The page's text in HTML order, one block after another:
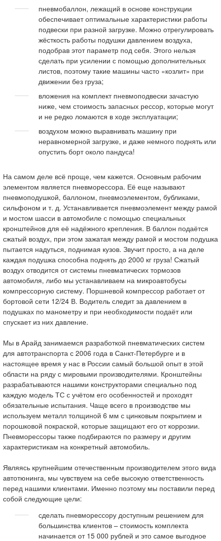
пневмобаллон, лежащий в основе конструкции
обеспечивает оптимальные характеристики работы
подвески при разной загрузке. Можно отрегулировать
жёсткость работы подушки давлением воздуха,
подобрав этот параметр под себя. Этого нельзя
сделать при усилении с помощью дополнительных
листов, поэтому такие машины часто «козлит» при
движении без груза;
вложения на комплект пневмоподвески зачастую
ниже, чем стоимость запасных рессор, которые могут
и не редко ломаются в ходе эксплуатации;
воздухом можно выравнивать машину при
неравномерной загрузке, и даже немного поднять или
опустить борт около пандуса!
На самом деле всё проще, чем кажется. Основным рабочим
элементом является пневморессора. Её еще называют
пневмоподушкой, баллоном, пневмоэлементом, бубликами,
сильфоном и т. д. Устанавливается пневмоэлемент между рамой
и мостом шасси в автомобиле с помощью специальных
кронштейнов для её надёжного крепления. В баллон подаётся
сжатый воздух, при этом зажатая между рамой и мостом подушка
пытается надуться, поднимая кузов. Звучит просто, а на деле
каждая подушка способна поднять до 2000 кг груза! Сжатый
воздух отводится от системы пневматичесих тормозов
автомобиля, либо мы устанавливаем на микроавтобусы
компрессорную систему. Поршневой компрессор работает от
бортовой сети 12/24 В. Водитель следит за давлением в
подушках по манометру и при необходимости подаёт или
спускает из них давление.
Мы в Арайд занимаемся разработкой пневматических систем
для автотранспорта с 2006 года в Санкт-Петербурге и в
настоящее время у нас в России самый большой опыт в этой
области на ряду с мировыми производителями. Кронштейны
разрабатываются нашими конструкторами специально под
каждую модель ТС с учётом его особенностей и проходят
обязательные испытания. Чаще всего в производстве мы
используем металл толщиной 6 мм с цинковым покрытием и
порошковой покраской, которые защищают его от коррозии.
Пневморессоры также подбираются по размеру и другим
характеристикам на конкретный автомобиль.
Являясь крупнейшим отечественным производителем этого вида
автотюнинга, мы чувствуем на себе высокую ответственность
перед нашими клиентами. Именно поэтому мы поставили перед
собой следующие цели:
сделать пневморессору доступным решением для
большинства клиентов – стоимость комплекта
начинается от 15 000 рублей и это самое выгодное